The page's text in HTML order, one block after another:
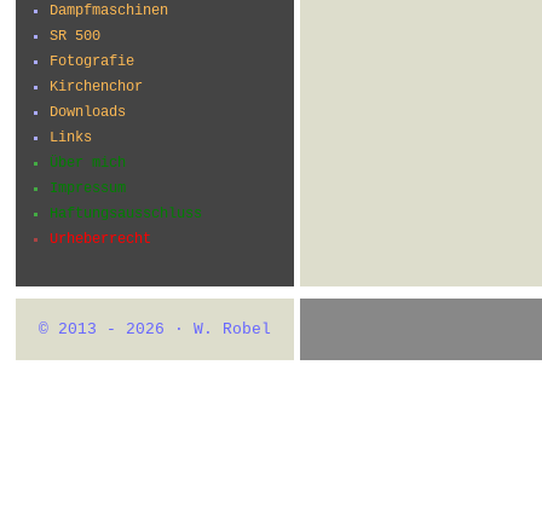
Dampfmaschinen
SR 500
Fotografie
Kirchenchor
Downloads
Links
Über mich
Impressum
Haftungsausschluss
Urheberrecht
© 2013 - 2026 · W. Robel